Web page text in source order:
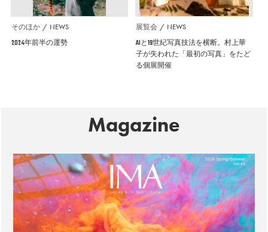
そのほか NEWS
2024年前半の運勢
展覧会 NEWS
AIと19世紀写真技法を横断。村上華
子が失われた「最初の写真」をたど
る個展開催
Magazine